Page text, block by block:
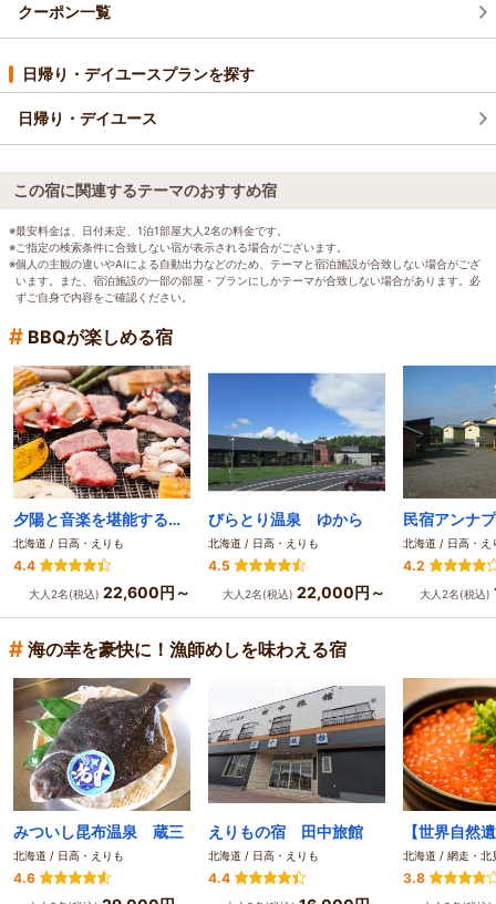
クーポン一覧
日帰り・デイユースプランを探す
日帰り・デイユース
この宿に関連するテーマのおすすめ宿
※最安料金は、日付未定、1泊1部屋大人2名の料金です。
※ご指定の検索条件に合致しない宿が表示される場合がございます。
※個人の主観の違いやAIによる自動出力などのため、テーマと宿泊施設が合致しない場合がござ
います。また、宿泊施設の一部の部屋・プランにしかテーマが合致しない場合があります。必
ずご自身で内容をご確認ください。
# BBQが楽しめる宿
夕陽と音楽を堪能する眺望リゾート 新冠温泉 ホテルヒルズ
北海道 / 日高・えりも
4.4
大人2名(税込) 22,600円～
びらとり温泉 ゆから
北海道 / 日高・えりも
4.5
大人2名(税込) 22,000円～
民宿アンナ
北海道 / 日高・え
4.2
大人2名(税込)
# 海の幸を豪快に！漁師めしを味わえる宿
みついし昆布温泉 蔵三
北海道 / 日高・えりも
4.6
えりもの宿 田中旅館
北海道 / 日高・えりも
4.4
北海道 / 網走・北
3.8